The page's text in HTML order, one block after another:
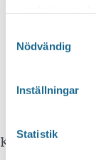
Nödvändig
Inställningar
Statistik
Tillväxt
mistakes in
Kontakta oss